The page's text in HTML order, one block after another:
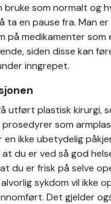
bruke som normalt og
ta en pause fra. Man
på medikamenter som
siden disse kan
inngrepet.
utført plastisk kirurgi,
som
ikke ubetydelig
du er ved så god
du er frisk på selve
sykdom vil ikke
Det gjelder